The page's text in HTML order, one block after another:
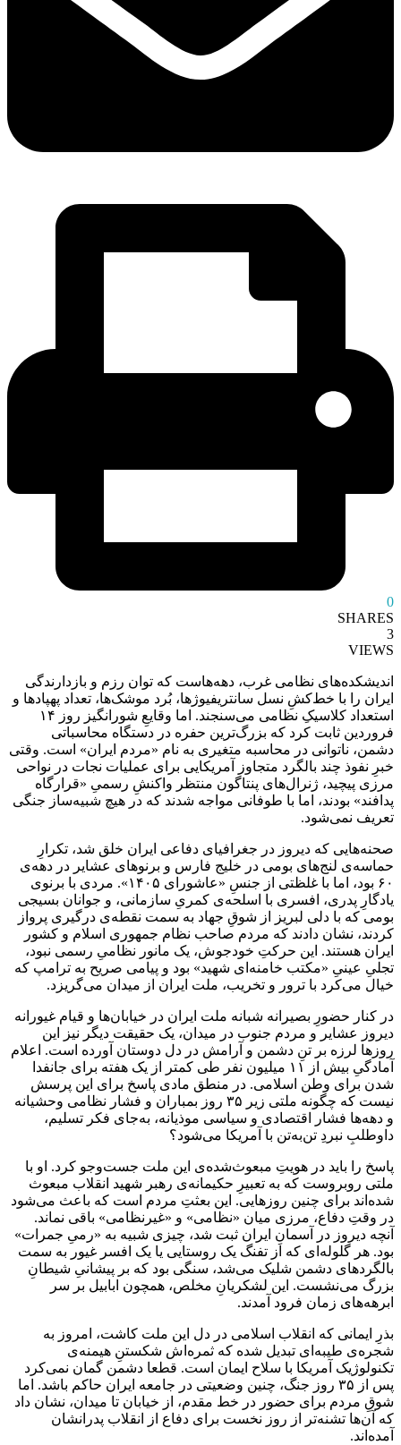
0
SHARES
3
VIEWS
اندیشکده‌های نظامی غرب، دهه‌هاست که توان رزم و بازدارندگی
ایران را با خط‌کشِ نسل سانتریفیوژها، بُرد موشک‌ها، تعداد پهپادها و
استعداد کلاسیکِ نظامی می‌سنجند. اما وقایعِ شورانگیز روز ۱۴
فروردین ثابت کرد که بزرگ‌ترین حفره در دستگاه محاسباتی
دشمن، ناتوانی در محاسبه متغیری به نام «مردم ایران» است. وقتی
خبرِ نفوذ چند بالگرد متجاوز آمریکایی برای عملیات نجات در نواحی
مرزی پیچید، ژنرال‌های پنتاگون منتظر واکنشِ رسمیِ «قرارگاه
پدافند» بودند، اما با طوفانی مواجه شدند که در هیچ شبیه‌ساز جنگی
تعریف نمی‌شود.
صحنه‌هایی که دیروز در جغرافیای دفاعی ایران خلق شد، تکرارِ
حماسه‌ی لنج‌های بومی در خلیج فارس و برنوهای عشایر در دهه‌ی
۶۰ بود، اما با غلظتی از جنسِ «عاشورای ۱۴۰۵». مردی با برنوی
یادگارِ پدری، افسری با اسلحه‌ی کمریِ سازمانی، و جوانان بسیجی
بومی که با دلی لبریز از شوقِ جهاد به سمت نقطه‌ی درگیری پرواز
کردند، نشان دادند که مردم صاحب نظام جمهوری اسلام و کشور
ایران هستند. این حرکتِ خودجوش، یک مانور نظامیِ رسمی نبود،
تجلیِ عینیِ «مکتب خامنه‌ای شهید» بود و پیامی صریح به ترامپ که
خیال می‌کرد با ترور و تخریب، ملت ایران از میدان می‌گریزد.
در کنار حضورِ بصیرانه شبانه ملت ایران در خیابان‌ها و قیام غیورانه
دیروز عشایر و مردم جنوب در میدان، یک حقیقت دیگر نیز این
روزها لرزه بر تنِ دشمن و آرامش در دل دوستان آورده است. اعلام
آمادگیِ بیش از ۱۱ میلیون نفر طی کمتر از یک هفته برای جانفدا
شدن برای وطن اسلامی. در منطق مادی پاسخ برای این پرسش
نیست که چگونه ملتی زیر ۳۵ روز بمباران و فشار نظامی وحشیانه
و دهه‌ها فشار اقتصادی و سیاسی موذیانه، به‌جای فکر تسلیم،
داوطلبِ نبردِ تن‌به‌تن با آمریکا می‌شود؟
پاسخ را باید در هویتِ مبعوث‌شده‌ی این ملت جست‌وجو کرد. او با
ملتی روبروست که به تعبیرِ حکیمانه‌ی رهبر شهید انقلاب مبعوث
شده‌اند برای چنین روزهایی. این بعثتِ مردم است که باعث می‌شود
در وقتِ دفاع، مرزی میان «نظامی» و «غیرنظامی» باقی نماند.
آنچه دیروز در آسمانِ ایران ثبت شد، چیزی شبیه به «رمیِ جمرات»
بود. هر گلوله‌ای که از تفنگ یک روستایی یا یک افسر غیور به سمت
بالگردهای دشمن شلیک می‌شد، سنگی بود که بر پیشانیِ شیطانِ
بزرگ می‌نشست. این لشکریانِ مخلص، همچون ابابیل بر سر
ابرهه‌های زمان فرود آمدند.
بذرِ ایمانی که انقلاب اسلامی در دل این ملت کاشت، امروز به
شجره‌ی طیبه‌ای تبدیل شده که ثمره‌اش شکستنِ هیمنه‌ی
تکنولوژیک آمریکا با سلاح ایمان است. قطعا دشمن گمان نمی‌کرد
پس از ۳۵ روز جنگ، چنین وضعیتی در جامعه ایران حاکم باشد. اما
شوقِ مردم برای حضور در خط مقدم، از خیابان تا میدان، نشان داد
که آن‌ها تشنه‌تر از روز نخست برای دفاع از انقلاب پدرانشان
آمده‌اند.